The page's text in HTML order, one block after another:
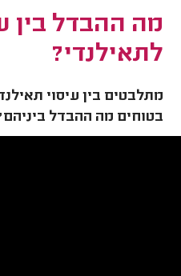
מה ההבדל בין
לתאילנדי?
מתלבטים בין עיסוי
בטוחים מה ההבדל